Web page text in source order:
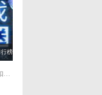
榜
手游折扣端中心官网2026最新 十大折扣手游平台app排行